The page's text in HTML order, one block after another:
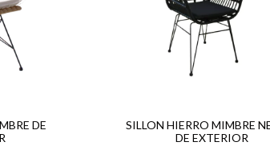
DE
SILLON HIERRO MIMBRE
DE EXTERIOR